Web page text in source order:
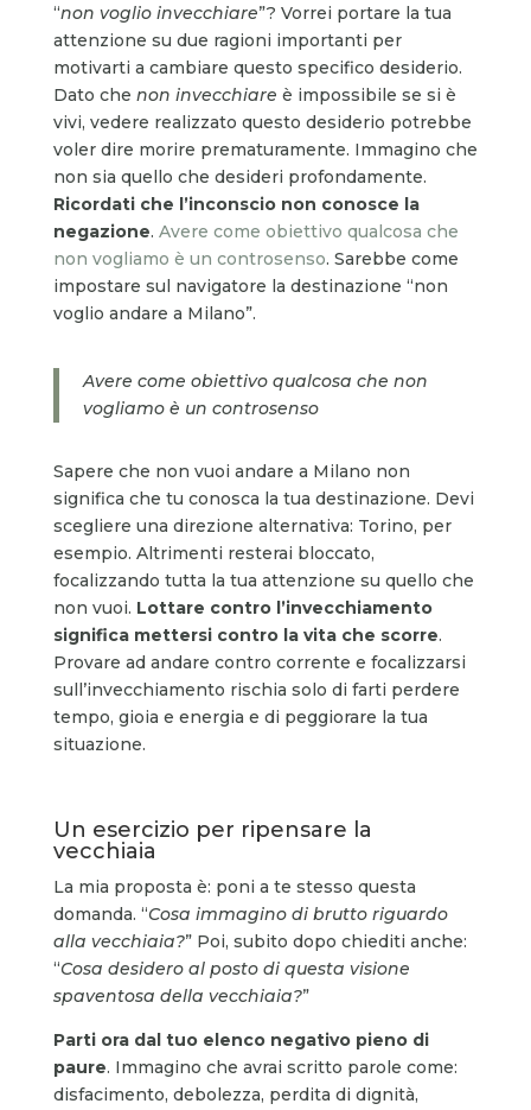
“non voglio invecchiare”? Vorrei portare la tua
attenzione su due ragioni importanti per
motivarti a cambiare questo specifico desiderio.
Dato che non invecchiare è impossibile se si è
vivi, vedere realizzato questo desiderio potrebbe
voler dire morire prematuramente. Immagino che
non sia quello che desideri profondamente.
Ricordati che l’inconscio non conosce la
negazione. Avere come obiettivo qualcosa che
non vogliamo è un controsenso. Sarebbe come
impostare sul navigatore la destinazione “non
voglio andare a Milano”.
Avere come obiettivo qualcosa che non
vogliamo è un controsenso
Sapere che non vuoi andare a Milano non
significa che tu conosca la tua destinazione. Devi
scegliere una direzione alternativa: Torino, per
esempio. Altrimenti resterai bloccato,
focalizzando tutta la tua attenzione su quello che
non vuoi. Lottare contro l’invecchiamento
significa mettersi contro la vita che scorre.
Provare ad andare contro corrente e focalizzarsi
sull’invecchiamento rischia solo di farti perdere
tempo, gioia e energia e di peggiorare la tua
situazione.
Un esercizio per ripensare la
vecchiaia
La mia proposta è: poni a te stesso questa
domanda. “Cosa immagino di brutto riguardo
alla vecchiaia?” Poi, subito dopo chiediti anche:
“Cosa desidero al posto di questa visione
spaventosa della vecchiaia?”
Parti ora dal tuo elenco negativo pieno di
paure. Immagino che avrai scritto parole come:
disfacimento, debolezza, perdita di dignità,